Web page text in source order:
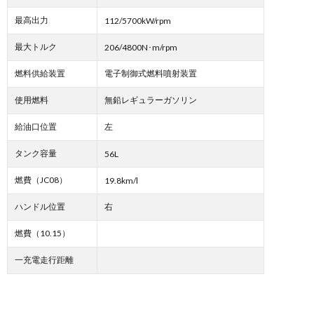
最高出力 112/5700kW/rpm
最大トルク 206/4800N･m/rpm
燃料供給装置 電子制御式燃料噴射装置
使用燃料 無鉛レギュラーガソリン
給油口位置 左
タンク容量 56L
燃費（JC08） 19.8km/l
ハンドル位置 右
燃費（10.15）
一充電走行距離